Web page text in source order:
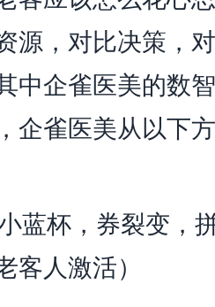
源，对比决策，
中企雀医美的数
企雀医美从以下
蓝杯，券裂变，
客人激活）